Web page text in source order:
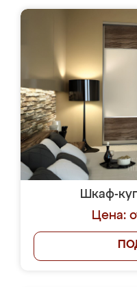
Шкаф-
Цена: